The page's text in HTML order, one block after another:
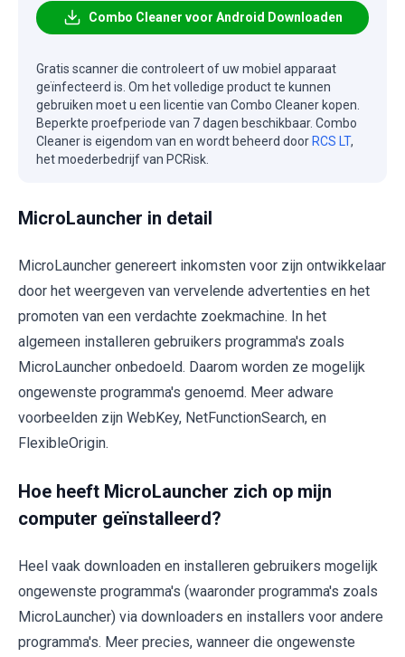
Combo Cleaner voor Android Downloaden
Gratis scanner die controleert of uw mobiel apparaat
geïnfecteerd is. Om het volledige product te kunnen
gebruiken moet u een licentie van Combo Cleaner kopen.
Beperkte proefperiode van 7 dagen beschikbaar. Combo
Cleaner is eigendom van en wordt beheerd doorRCS LT,
het moederbedrijf van PCRisk.
MicroLauncher in detail
MicroLauncher genereert inkomsten voor zijn ontwikkelaar
door het weergeven van vervelende advertenties en het
promoten van een verdachte zoekmachine. In het
algemeen installeren gebruikers programma's zoals
MicroLauncher onbedoeld. Daarom worden ze mogelijk
ongewenste programma's genoemd. Meer adware
voorbeelden zijn WebKey, NetFunctionSearch, en
FlexibleOrigin.
Hoe heeft MicroLauncher zich op mijn
computer geïnstalleerd?
Heel vaak downloaden en installeren gebruikers mogelijk
ongewenste programma's (waaronder programma's zoals
MicroLauncher) via downloaders en installers voor andere
programma's. Meer precies, wanneer die ongewenste